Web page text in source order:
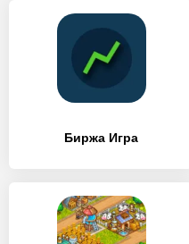
Биржа Игра